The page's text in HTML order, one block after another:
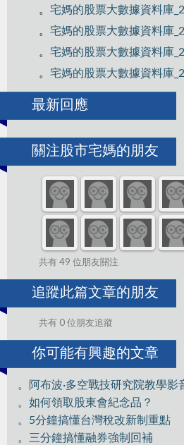
。 宅媽的股票大數據資料庫
。 宅媽的股票大數據資料庫
。 宅媽的股票大數據資料庫
。 宅媽的股票大數據資料庫
最新回應
關注股市宅媽的朋友
共有 49 位朋友關注
追蹤此篇文章的朋友
共有 0 位朋友追蹤
你可能有興趣的文章
。如何領取股東會紀念品？
。5分鐘搞懂台灣稅改新制重點
。三分鐘搞懂融券強制回補